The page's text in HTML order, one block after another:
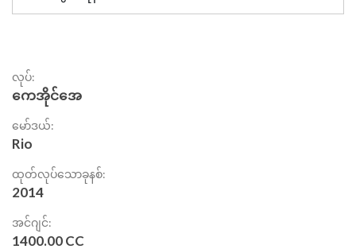
လုပ်:
ကေအိုင်အေ
မော်ဒယ်:
Rio
ထုတ်လုပ်သောခုနစ်:
2014
အင်ဂျင်:
1400.00 CC